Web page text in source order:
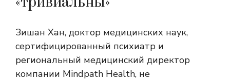
Зишан Хан, доктор медицинских наук,
сертифицированный психиатр и
региональный медицинский директор
компании Mindpath Health, не